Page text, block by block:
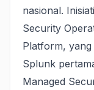
nasional.
Security
Platform,
Splunk
Managed